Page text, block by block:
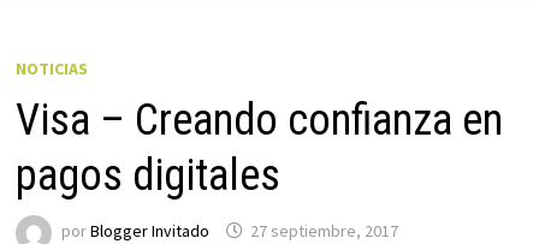
NOTICIAS
Visa – Creando confianza en
pagos digitales
porBlogger Invitado 27 septiembre, 2017